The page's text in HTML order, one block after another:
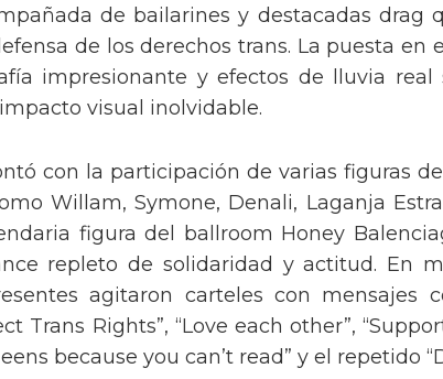
de bailarines y destacadas drag
de los derechos trans. La puesta en
impresionante y efectos de lluvia real
visual inolvidable.
con la participación de varias figuras
Willam, Symone, Denali, Laganja
figura del ballroom Honey
repleto de solidaridad y actitud. En
agitaron carteles con mensajes
Trans Rights”, “Love each other”,
because you can’t read” y el repetido